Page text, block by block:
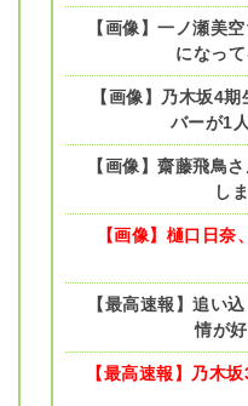
【画像】一ノ瀬美
になっ
【画像】乃木坂4
バーが1
【画像】齋藤飛鳥
し
【画像】樋口日
【最高速報】追い
情が
【最高速報】乃木